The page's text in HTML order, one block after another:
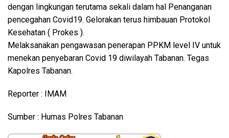
dengan lingkungan terutama sekali dalam hal Penanganan
pencegahan Covid19. Gelorakan terus himbauan Protokol
Kesehatan ( Prokes ).
Melaksanakan pengawasan penerapan PPKM level IV untuk
menekan penyebaran Covid 19 diwilayah Tabanan. Tegas
Kapolres Tabanan.
Reporter : IMAM
Sumber : Humas Polres Tabanan